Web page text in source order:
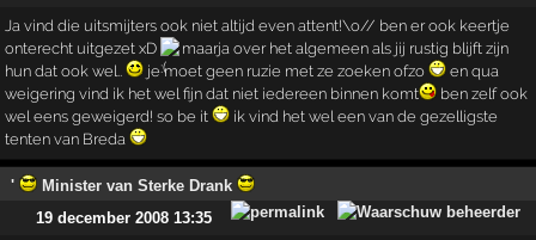
Ja vind die uitsmijters ook niet altijd even attent!\o// ben er ook keertje
onterecht uitgezet xD
maarja over het algemeen als jij rustig blijft zijn
hun dat ook wel..
je moet geen ruzie met ze zoeken ofzo
en qua
weigering vind ik het wel fijn dat niet iedereen binnen komt
ben zelf ook
wel eens geweigerd! so be it
ik vind het wel een van de gezelligste
tenten van Breda
'
Minister van Sterke Drank
19 december 2008 13:35